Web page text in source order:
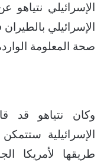
الإسرائيلي
الإسرائيلي
صحة المعلومة
وكان نتياهو قد
الإسرائيلية
طريقها لأمريكا